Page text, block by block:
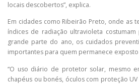
locais descobertos”, explica.
Em cidades como Ribeirão Preto, onde as
índices de radiação ultravioleta
grande parte do ano, os cuidados
importantes para quem permanece
“O uso diário de protetor solar, mesmo
chapéus ou bonés, óculos com proteção